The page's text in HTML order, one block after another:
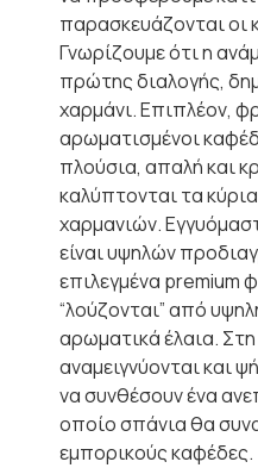
παρασκευάζονται οι
Γνωρίζουμε ότι η
πρώτης διαλογής,
χαρμάνι. Επιπλέον,
αρωματισμένοι
πλούσια, απαλή και
καλύπτονται τα
χαρμανιών.
είναι υψηλών
επιλεγμένα premium
“λούζονται” από
αρωματικά έλαια. Στη
αναμειγνύονται και
να συνθέσουν ένα
οποίο σπάνια θα
εμπορικούς καφέδες.